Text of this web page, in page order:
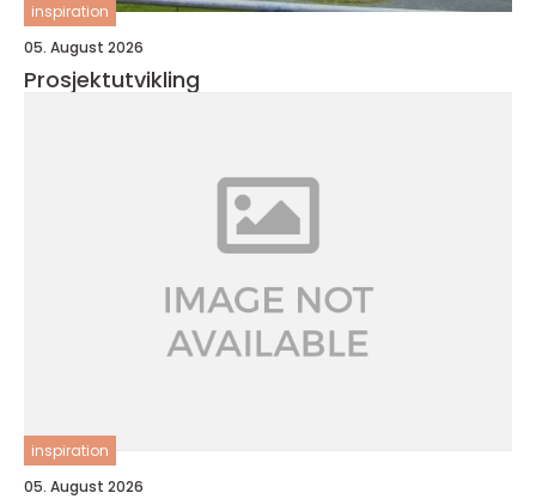
inspiration
05. August 2026
Prosjektutvikling
inspiration
05. August 2026